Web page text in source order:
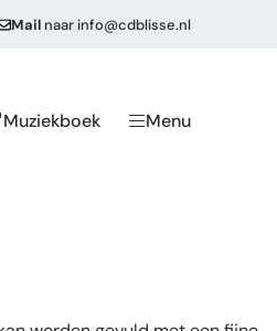
Mail naarinfo@cdblisse.nl
Muziekboek Menu